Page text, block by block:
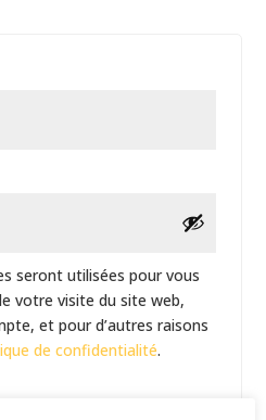
seront utilisées pour vous
votre visite du site web,
et pour d’autres raisons
de confidentialité.